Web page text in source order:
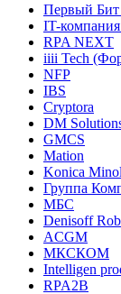
Первый Бит
IT-
RPA NEXT
iiii Tech
NFP
IBS
Cryptora
DM
GMCS
Mation
Konica
Группа
МБС
Denisoff
ACGM
МКСКОМ
Intelligen
RPA2B